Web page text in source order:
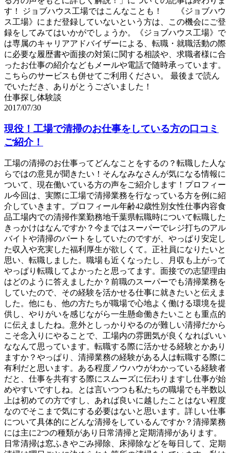
す！ ジョブハウス工場ではこんなことも！ 《ジョブハウ
ス工場》にまだ登録していないという方は、この機会にご登
録をしてみてはいかがでしょうか。《ジョブハウス工場》で
は専属のキャリアアドバイザーによる、転職・就職活動の際
に必要な履歴書や面接の対策に関する相談や、求職者様に合
ったお仕事の紹介などもメールや電話で随時承っています。
こちらのサービスも併せてご利用ください。 最後まで読ん
でいただき、ありがとうございました！
仕事探し体験談
2017/07/30
現役！工場で清掃のお仕事をしている方の口コミ
ご紹介！
工場の清掃のお仕事ってどんなことをするの？転職した人な
らではの意見が聞きたい！そんなみなさんが気になる情報に
ついて、現在働いている方の声をご紹介します！プロフィー
ル今回は、実際に工場で清掃業務を行なっている方を例に紹
介していきます。プロフィール年齢42歳性別女性仕事内容食
品工場内での清掃作業勤務地千葉県転職時について転職した
きっかけはなんですか？今まではスーパーでレジ打ちのアル
バイトや清掃のパートをしていたのですが、やっぱり安定し
た収入や充実した福利厚生が欲しくて。正社員になりたいと
思い、転職しました。職場も近くなったし、月収も上がって
やっぱり転職してよかったと思ってます。面接での志望理由
はどのように答えましたか？前職のスーパーでも清掃業務を
していたので、その経験を活かせる仕事に就きたいと伝えま
した。他にも、他の方たちが職場で心地よく働ける環境を提
供し、やりがいを感じながら一生懸命働きたいことも重点的
に伝えましたね。意外としっかりやるのが難しい清掃だから
こそ念入りにやることで、工場内の雰囲気が良くなればいい
ななんて思っています。転職する際に活かせる経験とかあり
ますか？やっぱり、清掃業務の経験がある人は転職する際に
有利だと思います。ある程度ノウハウがわかっている経験者
だと、仕事を共有する際にスムーズに伝わりますし仕事が始
めやすいですしね。とは言いつつも私たちの職場でも半数以
上は初めての方ですし、あれば良いに越したことはない程度
なのでそこまで気にする必要はないと思います。詳しい仕事
について具体的にどんな清掃をしているんですか？清掃業務
には主に2つの種類があり日常清掃と定期清掃があります。
日常清掃は窓ふきやごみ掃除、床掃除などを毎日して、定期